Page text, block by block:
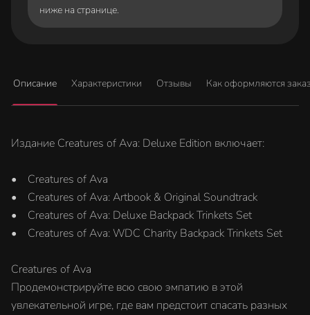
ниже на странице.
Описание Характеристики Отзывы Как оформляются
Издание Creatures of Ava: Deluxe Edition включает:
• Creatures of Ava
• Creatures of Ava: Artbook & Original Soundtrack
• Creatures of Ava: Deluxe Backpack Trinkets Set
• Creatures of Ava: WDC Charity Backpack Trinkets Set
Creatures of Ava
Продемонстрируйте всю свою эмпатию в этой
увлекательной игре, где вам предстоит спасать разных